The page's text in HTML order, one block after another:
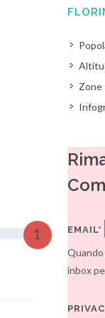
1
Zone
EMAIL*
Quando
inbox